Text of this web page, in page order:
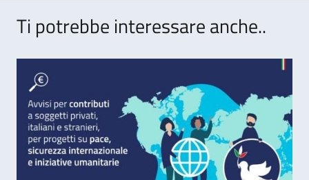
Ti potrebbe interessare anche..